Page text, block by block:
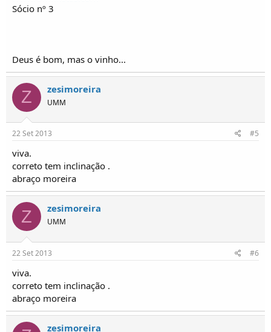
Sócio nº 3
Deus é bom, mas o vinho...
Z zesimoreira
UMM
22 Set 2013 #5
viva.
correto tem inclinação .
abraço moreira
Z zesimoreira
UMM
22 Set 2013 #6
viva.
correto tem inclinação .
abraço moreira
zesimoreira